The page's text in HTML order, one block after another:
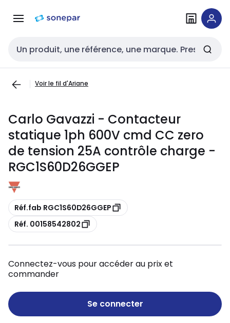
navigation au
Entrée de recherche
Voir le fil d'Ariane
Carlo Gavazzi - Contacteur
statique 1ph 600V cmd CC zero
de tension 25A contrôle charge -
RGC1S60D26GGEP
Copie
Réf.fab RGC1S60D26GGEP
Copie
Réf. 00158542802
Connectez-vous pour accéder au prix et
commander
Se connecter